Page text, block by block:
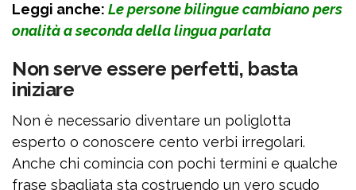
Leggi anche: Le persone bilingue cambiano pers
onalità a seconda della lingua parlata
Non serve essere perfetti, basta
iniziare
Non è necessario diventare un poliglotta
esperto o conoscere cento verbi irregolari.
Anche chi comincia con pochi termini e qualche
frase sbagliata sta costruendo un vero scudo